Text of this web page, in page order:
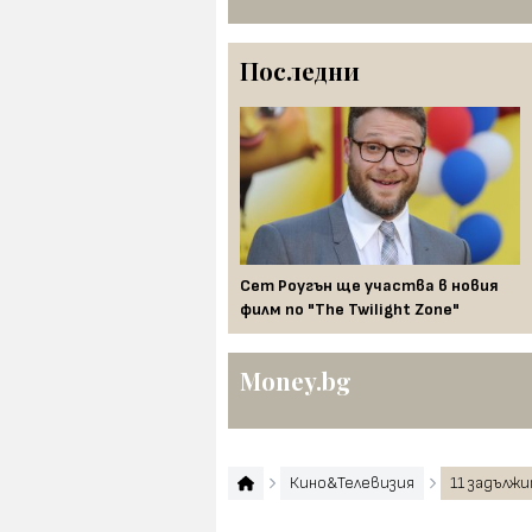
Последни
Сет Роугън ще участва в новия
филм по "The Twilight Zone"
Money.bg
Кино&Телевизия 11